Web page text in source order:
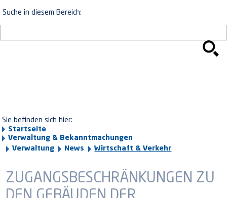
Suche in diesem Bereich:
Sie befinden sich hier:
Startseite
Verwaltung & Bekanntmachungen
Verwaltung
News Wirtschaft & Verkehr
ZUGANGSBESCHRÄNKUNGEN ZU